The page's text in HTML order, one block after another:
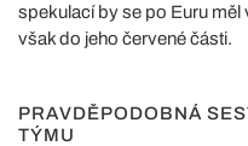
spekulací by se po Euru
však do jeho červené části.
PRAVDĚPODOBNÁ
TÝMU